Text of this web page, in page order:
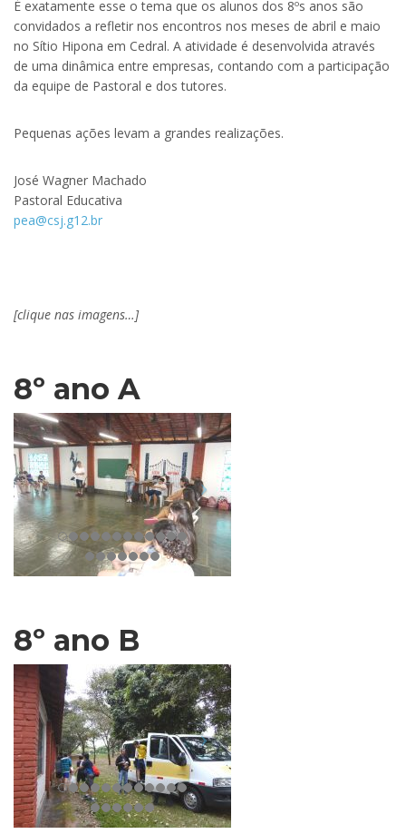
É exatamente esse o tema que os alunos dos 8ºs anos são
convidados a refletir nos encontros nos meses de abril e maio
no Sítio Hipona em Cedral. A atividade é desenvolvida através
de uma dinâmica entre empresas, contando com a participação
da equipe de Pastoral e dos tutores.
Pequenas ações levam a grandes realizações.
José Wagner Machado
Pastoral Educativa
pea@csj.g12.br
[clique nas imagens…]
8º ano A
8º ano B